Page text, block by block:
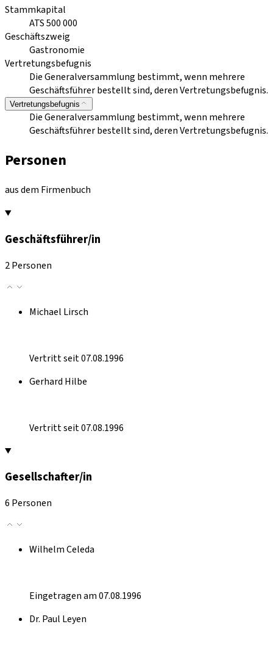
Stammkapital
ATS 500 000
Geschäftszweig
Gastronomie
Vertretungsbefugnis
Die Generalversammlung bestimmt, wenn mehrere
Geschäftsführer bestellt sind, deren Vertretungsbefugnis.
Vertretungsbefugnis
Die Generalversammlung bestimmt, wenn mehrere
Geschäftsführer bestellt sind, deren Vertretungsbefugnis.
Personen
aus dem Firmenbuch
Geschäftsführer/in
2 Personen
Michael Lirsch
Vertritt seit 07.08.1996
Gerhard Hilbe
Vertritt seit 07.08.1996
Gesellschafter/in
6 Personen
Wilhelm Celeda
Eingetragen am 07.08.1996
Dr. Paul Leyen